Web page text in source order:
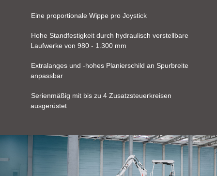
Eine proportionale Wippe pro Joystick
Hohe Standfestigkeit durch hydraulisch verstellbare
Laufwerke von 980 - 1.300 mm
Extralanges und -hohes Planierschild an Spurbreite
anpassbar
Serienmäßig mit bis zu 4 Zusatzsteuerkreisen
ausgerüstet